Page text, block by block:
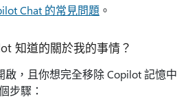
Chat 的常見問題 。
知道的關於我的事情？
啟，且你想完全移除 Copilot 記憶中
步驟：